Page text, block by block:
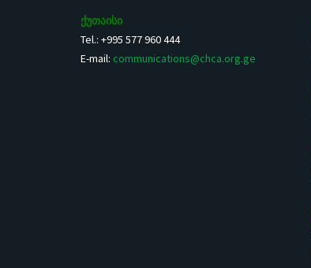
ქუთაისი
Tel.: +995 577 960 444
E-mail: communications@chca.org.ge